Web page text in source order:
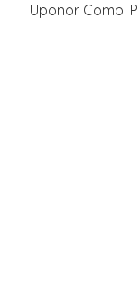
Uponor Combi